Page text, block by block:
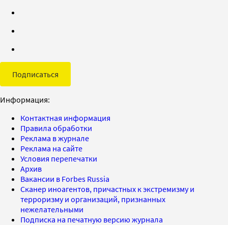
Подписаться
Информация:
Контактная информация
Правила обработки
Реклама в журнале
Реклама на сайте
Условия перепечатки
Архив
Вакансии в Forbes Russia
Сканер иноагентов, причастных к экстремизму и
терроризму и организаций, признанных
нежелательными
Подписка на печатную версию журнала